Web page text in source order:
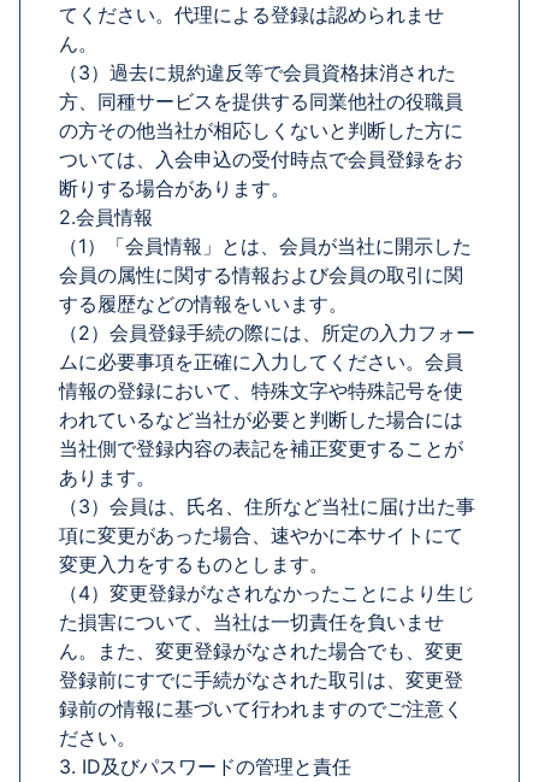
てください。代理による登録は認められませ
ん。
（3）過去に規約違反等で会員資格抹消された
方、同種サービスを提供する同業他社の役職員
の方その他当社が相応しくないと判断した方に
ついては、入会申込の受付時点で会員登録をお
断りする場合があります。
2.会員情報
（1）「会員情報」とは、会員が当社に開示した
会員の属性に関する情報および会員の取引に関
する履歴などの情報をいいます。
（2）会員登録手続の際には、所定の入力フォー
ムに必要事項を正確に入力してください。会員
情報の登録において、特殊文字や特殊記号を使
われているなど当社が必要と判断した場合には
当社側で登録内容の表記を補正変更することが
あります。
（3）会員は、氏名、住所など当社に届け出た事
項に変更があった場合、速やかに本サイトにて
変更入力をするものとします。
（4）変更登録がなされなかったことにより生じ
た損害について、当社は一切責任を負いませ
ん。また、変更登録がなされた場合でも、変更
登録前にすでに手続がなされた取引は、変更登
録前の情報に基づいて行われますのでご注意く
ださい。
3. ID及びパスワードの管理と責任